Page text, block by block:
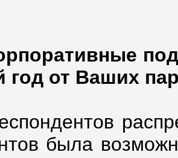
от Ваших
была